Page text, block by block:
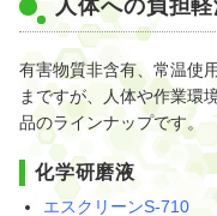
人体への負担
有害物質非含有、常温使
まですが、人体や作業環
品のラインナップです。
化学研磨液
エスクリーンS-710